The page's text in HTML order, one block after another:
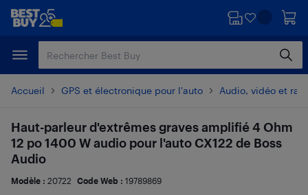
Passer
principal
Passer
Accueil GPS et électronique pour l'auto Audio, vidéo et
Haut-parleur d'extrêmes graves amplifié 4 Ohm
12 po 1400 W audio pour l'auto CX122 de Boss
Audio
Modèle : 20722 Code Web : 19789869